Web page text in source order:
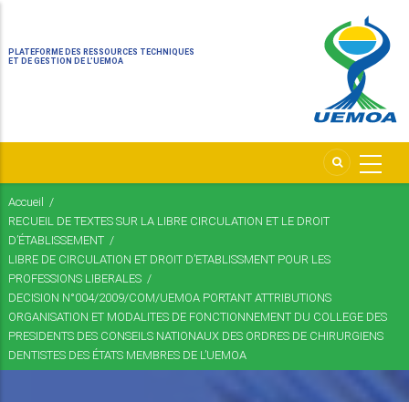
PLATEFORME DES RESSOURCES TECHNIQUES
ET DE GESTION DE L’UEMOA
Fil
d'Ariane
Accueil
/
RECUEIL DE TEXTES SUR LA LIBRE CIRCULATION ET LE DROIT
D’ÉTABLISSEMENT /
LIBRE DE CIRCULATION ET DROIT D’ETABLISSMENT POUR LES
PROFESSIONS LIBERALES /
DECISION N°004/2009/COM/UEMOA PORTANT ATTRIBUTIONS
ORGANISATION ET MODALITES DE FONCTIONNEMENT DU COLLEGE DES
PRESIDENTS DES CONSEILS NATIONAUX DES ORDRES DE CHIRURGIENS
DENTISTES DES ÉTATS MEMBRES DE L’UEMOA